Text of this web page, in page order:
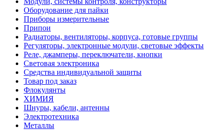
Оборудование для пайки
Приборы измерительные
Припои
Радиаторы, вентиляторы, корпуса, готовые группы
Регуляторы, электронные модули, световые эффекты
Реле, джамперы, переключатели, кнопки
Световая электроника
Средства индивидуальной защиты
Товар под заказ
Флокулянты
ХИМИЯ
Шнуры, кабели, антенны
Электротехника
Металлы